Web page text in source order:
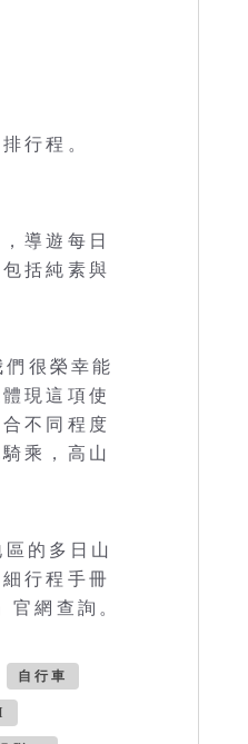
排行程。
導遊每日
括純素與
很榮幸能
現這項使
不同程度
乘，高山
的多日山
行程手冊
」官網查詢。
自行車